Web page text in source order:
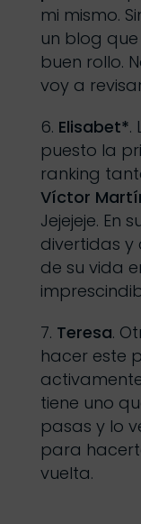
mi mismo.
un blog
buen rollo.
voy a
Elisabet*.
puesto la
ranking
Víctor
Jejejeje. En
divertidas y
de su vida
Teresa.
hacer este
tiene uno
pasas y lo
para
vuelta.